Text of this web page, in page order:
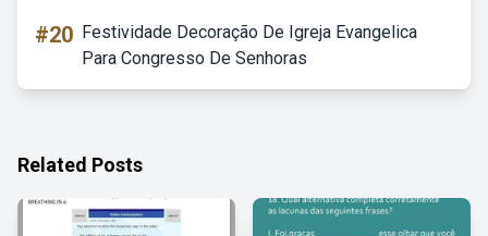
#20 Festividade Decoração De Igreja Evangelica
Para Congresso De Senhoras
Related Posts